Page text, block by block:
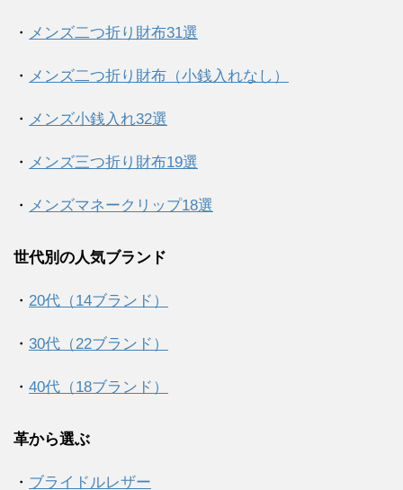
・ メンズ二つ折り財布31選
・ メンズ二つ折り財布（小銭入れなし）
・ メンズ小銭入れ32選
・ メンズ三つ折り財布19選
・ メンズマネークリップ18選
世代別の人気ブランド
・ 20代（14ブランド）
・ 30代（22ブランド）
・ 40代（18ブランド）
革から選ぶ
・ ブライドルレザー